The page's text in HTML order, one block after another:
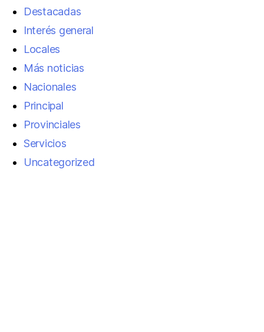
Destacadas
Interés general
Locales
Más noticias
Nacionales
Principal
Provinciales
Servicios
Uncategorized